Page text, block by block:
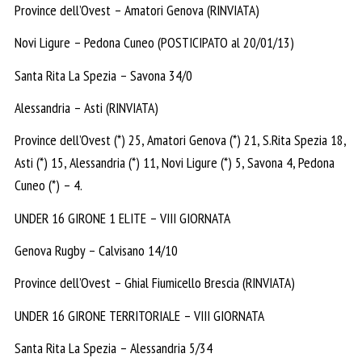
Province dell’Ovest – Amatori Genova (RINVIATA)
Novi Ligure – Pedona Cuneo (POSTICIPATO al 20/01/13)
Santa Rita La Spezia – Savona 34/0
Alessandria – Asti (RINVIATA)
Province dell’Ovest (*) 25, Amatori Genova (*) 21, S.Rita Spezia 18,
Asti (*) 15, Alessandria (*) 11, Novi Ligure (*) 5, Savona 4, Pedona
Cuneo (*) – 4.
UNDER 16 GIRONE 1 ELITE – VIII GIORNATA
Genova Rugby – Calvisano 14/10
Province dell’Ovest – Ghial Fiumicello Brescia (RINVIATA)
UNDER 16 GIRONE TERRITORIALE – VIII GIORNATA
Santa Rita La Spezia – Alessandria 5/34